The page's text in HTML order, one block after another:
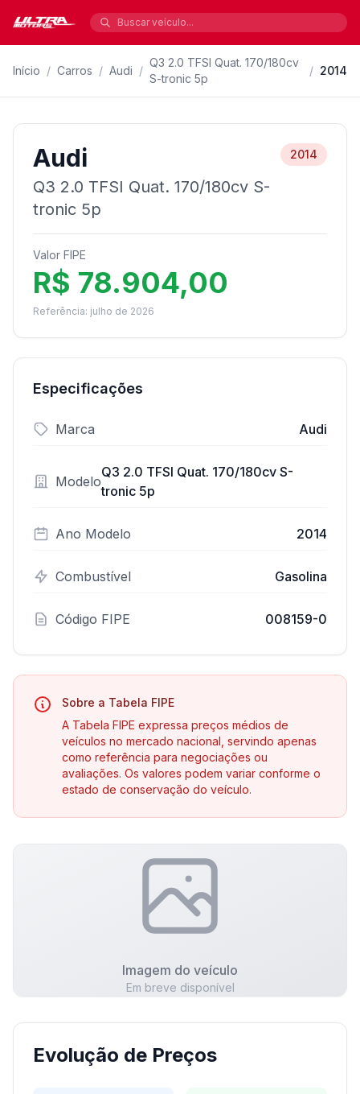
Início / Carros / Audi /
Q3 2.0 TFSI Quat. 170/180cv
S-tronic 5p
/ 2014
Audi
Q3 2.0 TFSI Quat. 170/180cv S-
tronic 5p
2014
Valor FIPE
R$ 78.904,00
Referência: julho de 2026
Especificações
Marca Audi
Modelo
Q3 2.0 TFSI Quat. 170/180cv S-
tronic 5p
Ano Modelo 2014
Combustível Gasolina
Código FIPE 008159-0
Sobre a Tabela FIPE
A Tabela FIPE expressa preços médios de
veículos no mercado nacional, servindo apenas
como referência para negociações ou
avaliações. Os valores podem variar conforme o
estado de conservação do veículo.
Imagem do veículo
Em breve disponível
Evolução de Preços